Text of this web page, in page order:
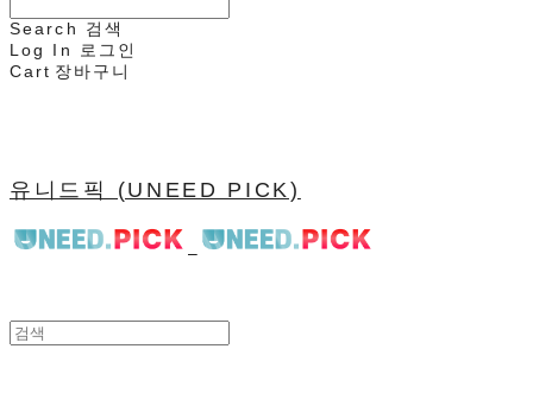
Search
검색
Log In
로그인
Cart 장바구니
유니드픽 (UNEED PICK)